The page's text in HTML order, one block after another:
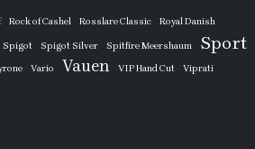
Rock of Cashel Rosslare Classic Royal Danish
Spigot Spigot Silver Spitfire Meershaum Sport
Vario Vauen VIP Hand Cut
Viprati